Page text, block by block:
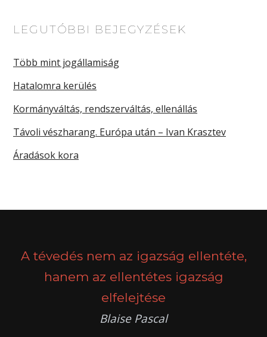
LEGUTÓBBI BEJEGYZÉSEK
Több mint jogállamiság
Hatalomra kerülés
Kormányváltás, rendszerváltás, ellenállás
Távoli vészharang. Európa után – Ivan Krasztev
Áradások kora
A tévedés nem az igazság ellentéte,
hanem az ellentétes igazság
elfelejtése
Blaise Pascal